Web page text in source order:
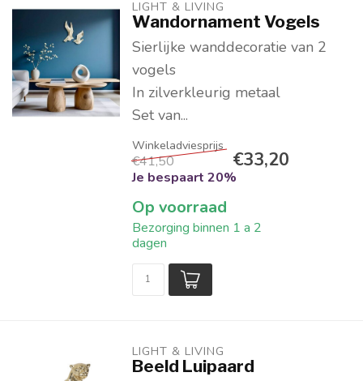
LIGHT & LIVING
Wandornament Vogels
Sierlijke wanddecoratie van 2
vogels
In zilverkleurig metaal
Set van...
€41,50 €33,20
Je bespaart 20%
Op voorraad
Bezorging binnen 1 a 2
dagen
LIGHT & LIVING
Beeld Luipaard